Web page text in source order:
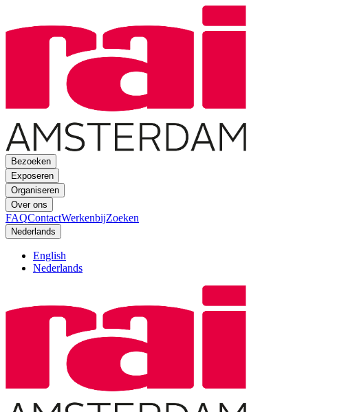
Bezoeken
Exposeren
Organiseren
Over ons
FAQContactWerkenbijZoeken
Nederlands
English
Nederlands